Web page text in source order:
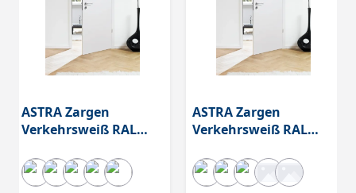
ASTRA Zargen
Verkehrsweiß RAL
smart²kante, Höhe
2110 mm
ASTRA Zargen
Verkehrsweiß RAL